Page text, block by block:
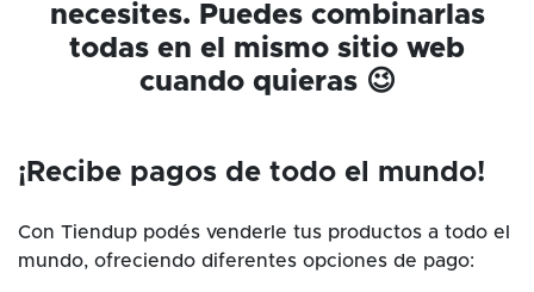
necesites. Puedes combinarlas
todas en el mismo sitio web
cuando quieras 😉
¡Recibe pagos de todo el mundo!
Con Tiendup podés venderle tus productos a todo el
mundo, ofreciendo diferentes opciones de pago: